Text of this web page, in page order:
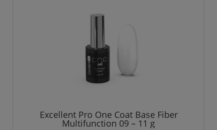
Excellent Pro One Coat Base Fiber
Multifunction 09 – 11 g